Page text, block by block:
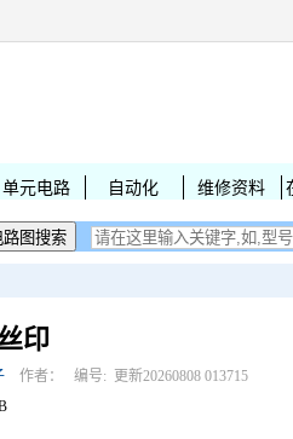
单元电路 自动化 维修资料
印
作者： 编号: 更新20260808 013715